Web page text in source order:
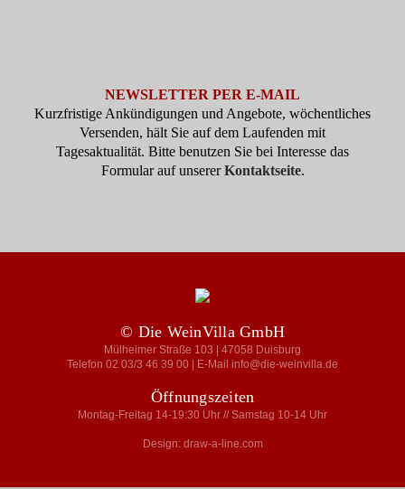
NEWSLETTER PER E-MAIL
Kurzfristige Ankündigungen und Angebote, wöchentliches
Versenden, hält Sie auf dem Laufenden mit
Tagesaktualität. Bitte benutzen Sie bei Interesse das
Formular auf unsererKontaktseite.
© Die WeinVilla GmbH
Mülheimer Straße 103 | 47058 Duisburg
Telefon 02 03/3 46 39 00 | E-Mail info@die-weinvilla.de
Öffnungszeiten
Montag-Freitag 14-19:30 Uhr // Samstag 10-14 Uhr
Design: draw-a-line.com